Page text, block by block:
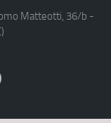
Matteotti, 36/b -